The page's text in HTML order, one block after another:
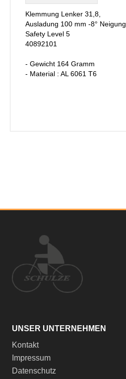
Klemmung Lenker 31,8,
Ausladung 100 mm -8° Neigung
Safety Level 5
40892101
- Gewicht 164 Gramm
- Material : AL 6061 T6
UNSER UNTERNEHMEN
Kontakt
Impressum
Datenschutz